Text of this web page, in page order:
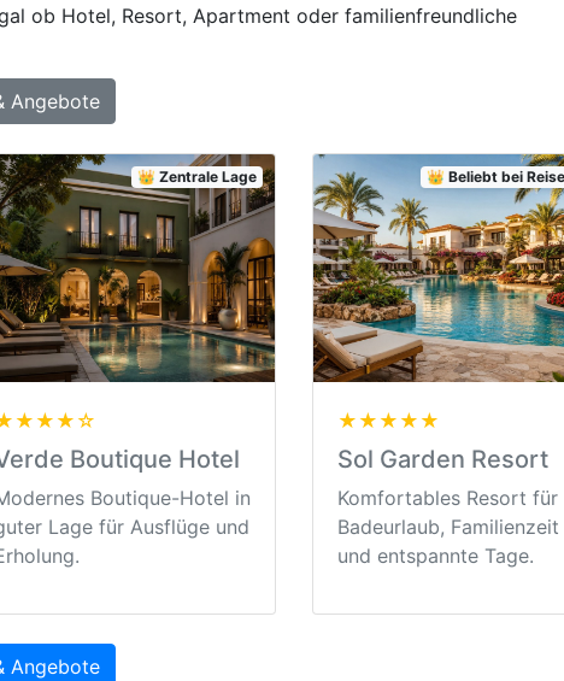
ob Hotel, Resort, Apartment oder familienfreundliche
Angebote
👑 Zentrale Lage
Boutique Hotel
Boutique-Hotel in
Lage für Ausflüge und
👑 Beliebt bei
★★★★★
Sol Garden Resort
Komfortables Resort für
Badeurlaub, Familienzeit
und entspannte Tage.
Angebote